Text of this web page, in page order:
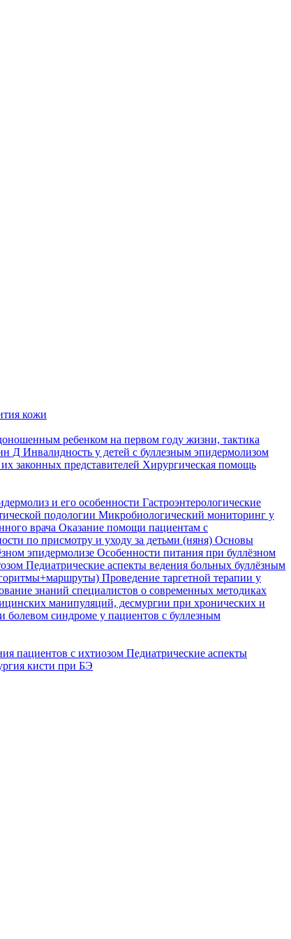
кожи
ребенком на первом году жизни, тактика
Д Инвалидность у детей с буллезным эпидермолизом
законных представителей Хирургическая помощь
и его особенности Гастроэнтерологические
подологии Микробиологический мониторинг у
врача Оказание помощи пациентам с
по присмотру и уходу за детьми (няня) Основы
эпидермолизе Особенности питания при буллёзном
Педиатрические аспекты ведения больных буллёзным
Проведение таргетной терапии у
знаний специалистов о современных методиках
манипуляций, десмургии при хронических и
болевом синдроме у пациентов с буллезным
пациентов с ихтиозом Педиатрические аспекты
кисти при БЭ